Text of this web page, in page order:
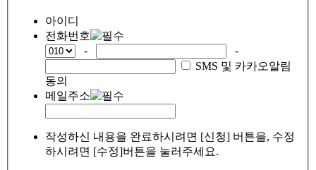
아이디
전화번호
-
-
SMS 및 카카오알림
동의
메일주소
작성하신 내용을 완료하시려면 [신청] 버튼을, 수정
하시려면 [수정]버튼을 눌러주세요.